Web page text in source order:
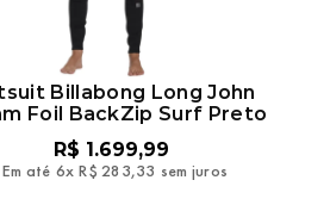
Billabong Long John
Foil BackZip Surf Preto
R$ 1 .699,99
Em até 6x R$ 283,33 sem juros